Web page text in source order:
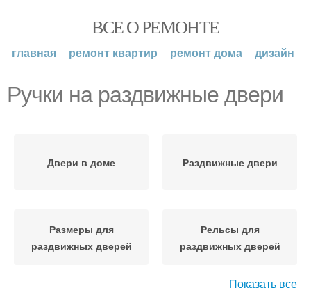
ВСЕ О РЕМОНТЕ
главная ремонт квартир ремонт дома дизайн
Ручки на раздвижные двери
Двери в доме Раздвижные двери
Размеры для
раздвижных дверей
Рельсы для
раздвижных дверей
Показать все